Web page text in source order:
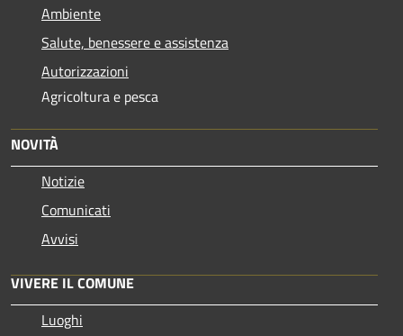
Ambiente
Salute, benessere e assistenza
Autorizzazioni
Agricoltura e pesca
NOVITÀ
Notizie
Comunicati
Avvisi
VIVERE IL COMUNE
Luoghi